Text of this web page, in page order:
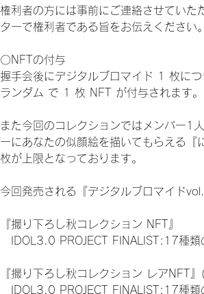
権利者の方には事前にご連絡させていた
ターで権利者である旨をお伝えください。
〇NFTの付与
握手会後にデジタルブロマイド 1 枚に
ランダム で 1 枚 NFT が付与されます。
また今回のコレクションではメンバー1
ーにあなたの似顔絵を描いてもらえる
枚が上限となっております。
今回発売される『デジタルブロマイド
『撮り下ろし秋コレクション NFT』
IDOL3.0 PROJECT FINALIST:17種類
『撮り下ろし秋コレクション レアNFT
IDOL3.0 PROJECT FINALIST:17種類